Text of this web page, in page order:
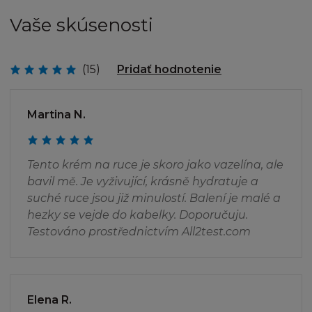
Vaše skúsenosti
(15) Pridať hodnotenie
Martina N.
Tento krém na ruce je skoro jako vazelína, ale
bavil mě. Je vyživující, krásně hydratuje a
suché ruce jsou již minulostí. Balení je malé a
hezky se vejde do kabelky. Doporučuju.
Testováno prostřednictvím All2test.com
Elena R.
Stránky.
Firma L´Oréal povoluje kopírovat informace
takovéto informace a pokud již žádné další
kopie této tištěné verze nebudou provedeny
pouze k osobnímu a nekomerčnímu účelu, a
(iii) zachováte u takto pořízené kopie všechna
prohlášení a informace o autorských právech,
s tím, že budete nadále vázán(a) těmito
Podmínkámi v této textaci a znění.
jakékoliv informační kanály (včetně šíření